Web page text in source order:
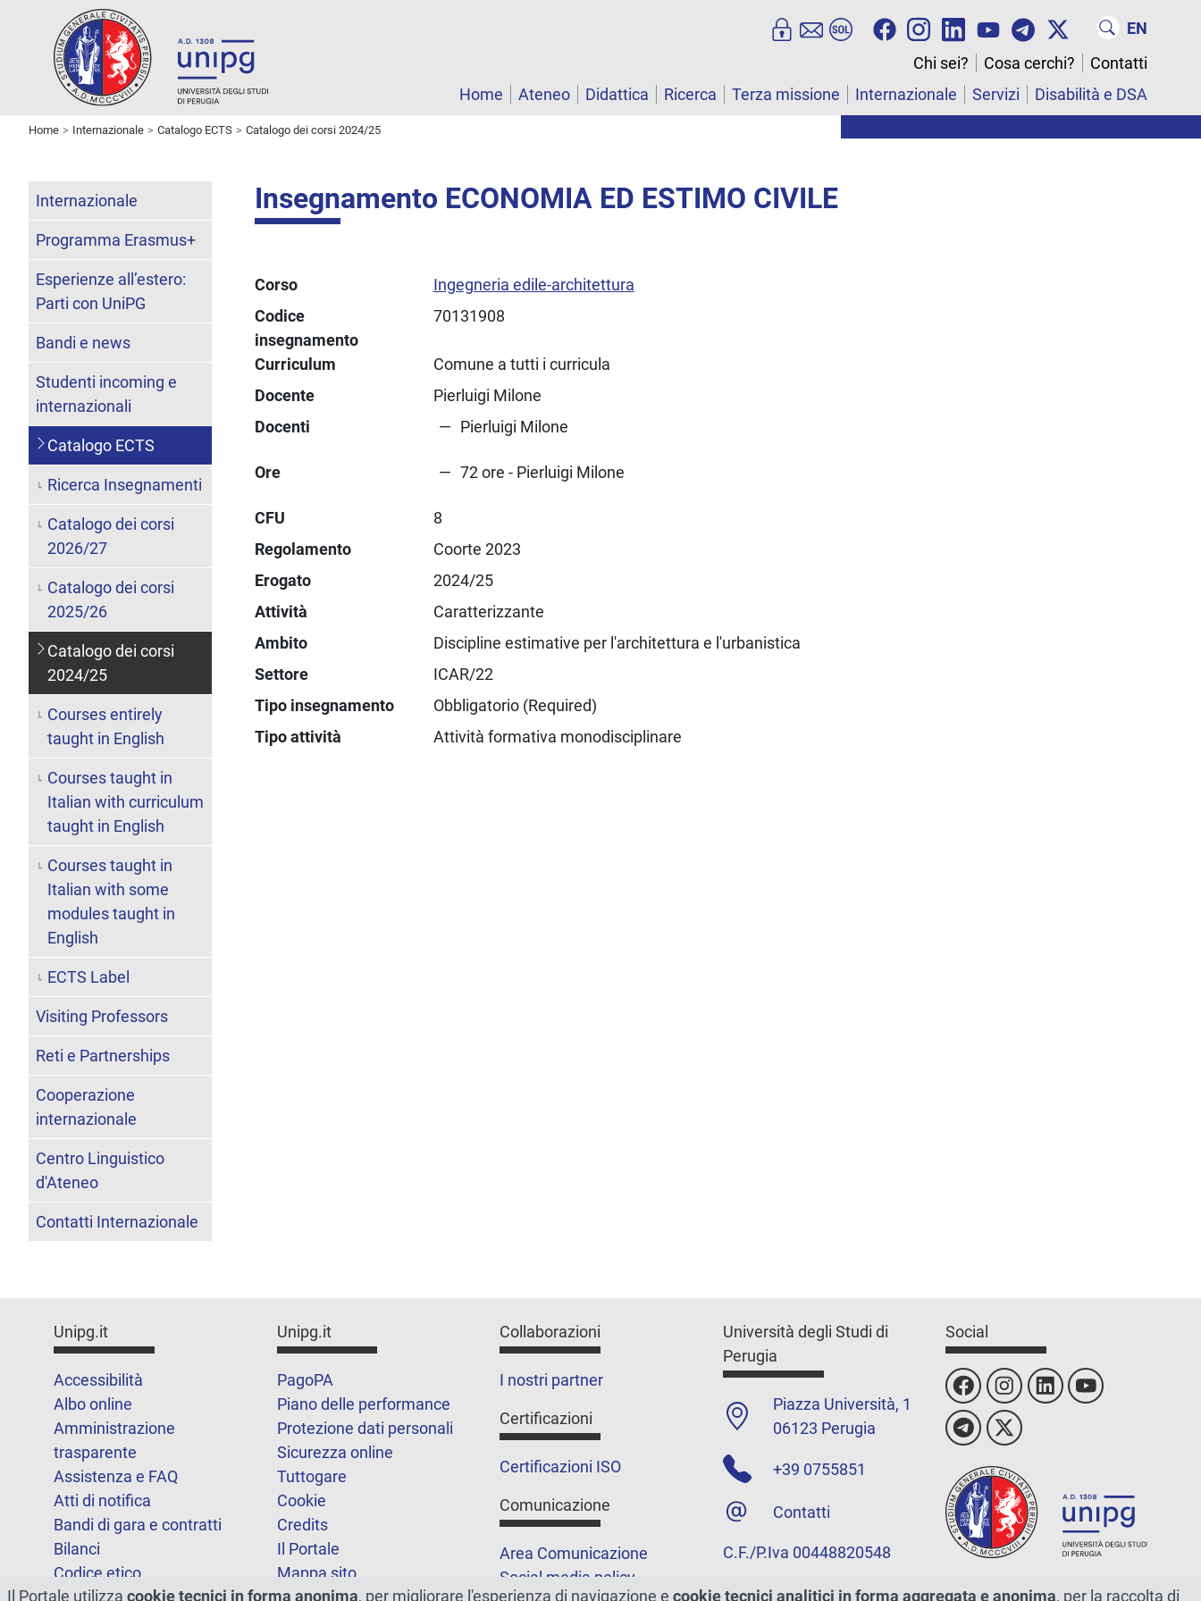
EN
Chi sei?
Cosa cerchi?
Contatti
Home
Ateneo Didattica Ricerca Terza missione Internazionale Servizi Disabilità e DSA
Home Internazionale Catalogo ECTS Catalogo dei corsi 2024/25
Insegnamento ECONOMIA ED ESTIMO CIVILE
Corso
Ingegneria edile-architettura
Codice
insegnamento
70131908
Curriculum
Comune a tutti i curricula
Docente
Pierluigi Milone
Docenti
Pierluigi Milone
Ore 72 ore - Pierluigi Milone
CFU
8
Regolamento
Coorte 2023
Erogato
2024/25
Attività
Caratterizzante
Ambito
Discipline estimative per l'architettura e l'urbanistica
Settore
ICAR/22
Tipo insegnamento
Obbligatorio (Required)
Tipo attività
Attività formativa monodisciplinare
Internazionale
Programma Erasmus+
Esperienze all’estero:
Parti con UniPG
Bandi e news
Studenti incoming e
internazionali
Catalogo ECTS
Ricerca Insegnamenti
Catalogo dei corsi
2026/27
Catalogo dei corsi
2025/26
Catalogo dei corsi
2024/25
Courses entirely
taught in English
Courses taught in
Italian with curriculum
taught in English
Courses taught in
Italian with some
modules taught in
English
ECTS Label
Visiting Professors
Reti e Partnerships
Cooperazione
internazionale
Centro Linguistico
d'Ateneo
Contatti Internazionale
Unipg.it
Accessibilità
Albo online
Amministrazione
trasparente
Assistenza e FAQ
Atti di notifica
Bandi di gara e contratti
Bilanci
Codice etico
FOIA
Unipg.it
PagoPA
Piano delle performance
Protezione dati personali
Sicurezza online
Tuttogare
Cookie
Credits
Il Portale
Mappa sito
Statistiche
Collaborazioni
I nostri partner
Certificazioni
Certificazioni ISO
Comunicazione
Area Comunicazione
Social media policy
Università degli Studi di
Perugia
Piazza Università, 1
06123 Perugia
+39 0755851
Contatti
C.F./P.Iva 00448820548
Social
Il Portale utilizza cookie tecnici in forma anonima, per migliorare l'esperienza di navigazione e cookie tecnici analitici in forma aggregata e anonima, per la raccolta di